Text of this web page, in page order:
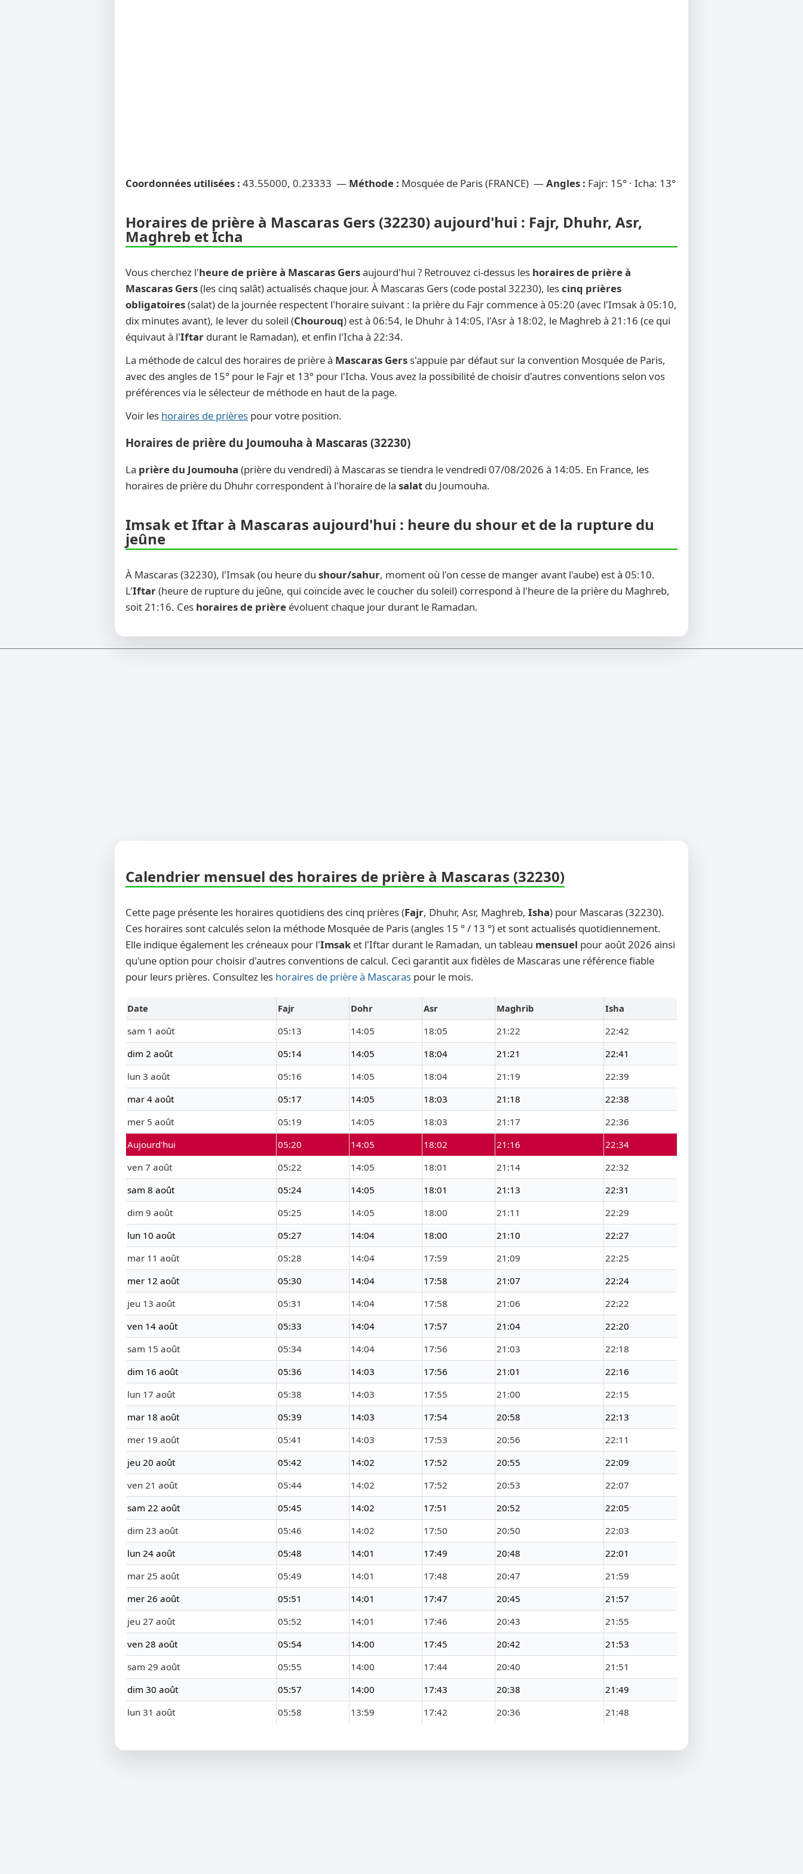
Coordonnées utilisées : 43.55000, 0.23333 — Méthode : Mosquée de Paris (FRANCE) — Angles : Fajr: 15° · Icha: 13°
Horaires de prière à Mascaras Gers (32230) aujourd'hui : Fajr, Dhuhr, Asr,
Maghreb et Icha
Vous cherchez l'heure de prière à Mascaras Gersaujourd'hui ? Retrouvez ci-dessus les horaires de prière à
Mascaras Gers(les cinq salât) actualisés chaque jour. À Mascaras Gers (code postal 32230), lescinq prières
obligatoires(salat) de la journée respectent l'horaire suivant : la prière du Fajr commence à 05:20 (avec l'Imsak à 05:10,
dix minutes avant), le lever du soleil (Chourouq) est à 06:54, le Dhuhr à 14:05, l'Asr à 18:02, le Maghreb à 21:16 (ce qui
équivaut à l'Iftar durant le Ramadan), et enfin l'Icha à 22:34.
La méthode de calcul des horaires de prière à Mascaras Gers s'appuie par défaut sur la convention Mosquée de Paris,
avec des angles de 15° pour le Fajr et 13° pour l'Icha. Vous avez la possibilité de choisir d'autres conventions selon vos
préférences via le sélecteur de méthode en haut de la page.
Voir les horaires de prières pour votre position.
Horaires de prière du Joumouha à Mascaras (32230)
La prière du Joumouha (prière du vendredi) à Mascaras se tiendra le vendredi 07/08/2026 à 14:05. En France, les
horaires de prière du Dhuhr correspondent à l'horaire de la salat du Joumouha.
Imsak et Iftar à Mascaras aujourd'hui : heure du shour et de la rupture du
jeûne
À Mascaras (32230), l'Imsak (ou heure du shour/sahur, moment où l'on cesse de manger avant l'aube) est à 05:10.
L'Iftar(heure de rupture du jeûne, qui coïncide avec le coucher du soleil) correspond à l'heure de la prière du Maghreb,
soit 21:16. Ces horaires de prière évoluent chaque jour durant le Ramadan.
Calendrier mensuel des horaires de prière à Mascaras (32230)
Cette page présente les horaires quotidiens des cinq prières (Fajr, Dhuhr, Asr, Maghreb, Isha) pour Mascaras (32230).
Ces horaires sont calculés selon la méthode Mosquée de Paris (angles 15 ° / 13 °) et sont actualisés quotidiennement.
Elle indique également les créneaux pour l'Imsak et l'Iftar durant le Ramadan, un tableau mensuel pour août 2026 ainsi
qu'une option pour choisir d'autres conventions de calcul. Ceci garantit aux fidèles de Mascaras une référence fiable
pour leurs prières. Consultez les horaires de prière à Mascaras pour le mois.
Date Fajr Dohr Asr Maghrib
Isha
sam 1 août
05:13 14:05 18:05 21:22
22:42
dim 2 août
05:14 14:05 18:04 21:21
22:41
lun 3 août
05:16 14:05 18:04 21:19
22:39
mar 4 août
05:17 14:05 18:03 21:18
22:38
mer 5 août
05:19 14:05 18:03 21:17
22:36
Aujourd'hui
05:20 14:05 18:02 21:16
22:34
ven 7 août
05:22 14:05 18:01 21:14
22:32
sam 8 août
05:24 14:05 18:01 21:13
22:31
dim 9 août
05:25 14:05 18:00 21:11
22:29
lun 10 août
05:27 14:04 18:00 21:10
22:27
mar 11 août
05:28 14:04 17:59 21:09
22:25
mer 12 août
05:30 14:04 17:58 21:07
22:24
jeu 13 août
05:31 14:04 17:58 21:06
22:22
ven 14 août
05:33 14:04 17:57 21:04
22:20
sam 15 août
05:34 14:04 17:56 21:03
22:18
dim 16 août
05:36 14:03 17:56 21:01
22:16
lun 17 août
05:38 14:03 17:55 21:00
22:15
mar 18 août
05:39 14:03 17:54 20:58
22:13
mer 19 août
05:41 14:03 17:53 20:56
22:11
jeu 20 août
05:42 14:02 17:52 20:55
22:09
ven 21 août
05:44 14:02 17:52 20:53
22:07
sam 22 août
05:45 14:02 17:51 20:52
22:05
dim 23 août
05:46 14:02 17:50 20:50
22:03
lun 24 août
05:48 14:01 17:49 20:48
22:01
mar 25 août
05:49 14:01 17:48 20:47
21:59
mer 26 août
05:51 14:01 17:47 20:45
21:57
jeu 27 août
05:52 14:01 17:46 20:43
21:55
ven 28 août
05:54 14:00 17:45 20:42
21:53
sam 29 août
05:55 14:00 17:44 20:40
21:51
dim 30 août
05:57 14:00 17:43 20:38
21:49
lun 31 août
05:58 13:59 17:42 20:36 21:48